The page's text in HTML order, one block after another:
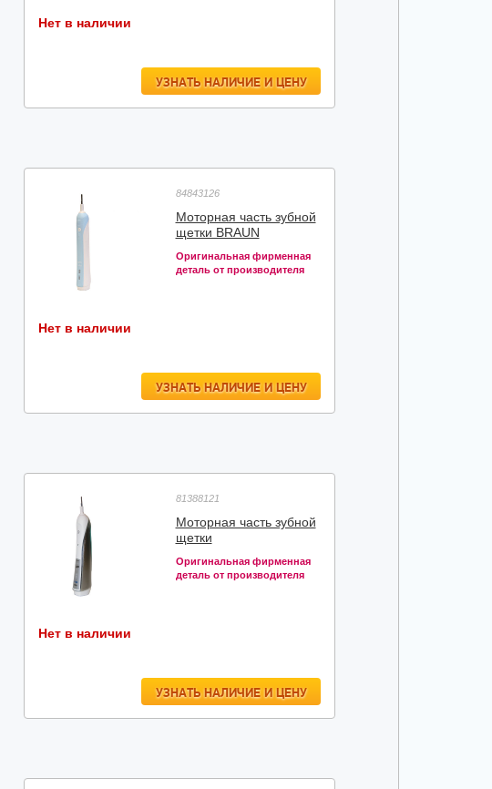
УЗНАТЬ НАЛИЧИЕ И ЦЕНУ
Нет в наличии
84843126
Моторная часть зубной
щетки BRAUN
Оригинальная фирменная
деталь от производителя
УЗНАТЬ НАЛИЧИЕ И ЦЕНУ
Нет в наличии
81388121
Моторная часть зубной
щетки
Оригинальная фирменная
деталь от производителя
УЗНАТЬ НАЛИЧИЕ И ЦЕНУ
Нет в наличии